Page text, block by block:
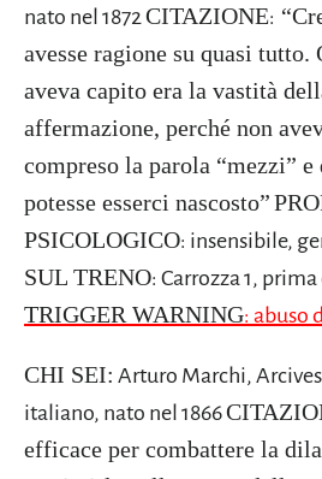
nato nel 1872 CITAZIONE:
avesse ragione su quasi tutto.
aveva capito era la vastità
affermazione, perché non
compreso la parola “mezzi” e
potesse esserci nascosto”
PSICOLOGICO: insensibile,
SUL TRENO: Carrozza 1,
TRIGGER WARNING: abuso
CHI SEI: Arturo Marchi,
italiano, nato nel 1866
efficace per combattere la